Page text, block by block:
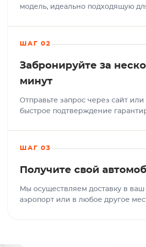
модель, идеально подходящую
ШАГ 02
Забронируйте за
минут
Отправьте запрос через сайт
быстрое подтверждение
ШАГ 03
Получите свой
Мы осуществляем доставку в ваш
аэропорт или в любое другое